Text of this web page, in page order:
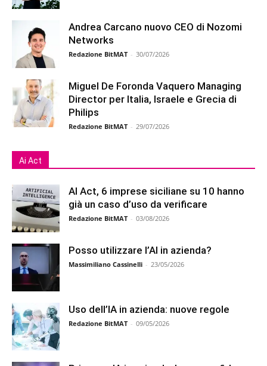
Andrea Carcano nuovo CEO di Nozomi
Networks
Redazione BitMAT - 30/07/2026
Miguel De Foronda Vaquero Managing
Director per Italia, Israele e Grecia di
Philips
Redazione BitMAT - 29/07/2026
Ai Act
AI Act, 6 imprese siciliane su 10 hanno
già un caso d’uso da verificare
Redazione BitMAT - 03/08/2026
Posso utilizzare l’AI in azienda?
Massimiliano Cassinelli - 23/05/2026
Uso dell’IA in azienda: nuove regole
Redazione BitMAT - 09/05/2026